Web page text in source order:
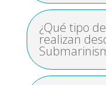
¿Qué tipo
realizan